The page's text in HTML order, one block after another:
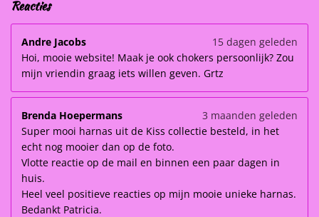
Reacties
Andre Jacobs
15 dagen geleden
Hoi, mooie website! Maak je ook chokers persoonlijk? Zou
mijn vriendin graag iets willen geven. Grtz
Brenda Hoepermans
3 maanden geleden
Super mooi harnas uit de Kiss collectie besteld, in het
echt nog mooier dan op de foto.
Vlotte reactie op de mail en binnen een paar dagen in
huis.
Heel veel positieve reacties op mijn mooie unieke harnas.
Bedankt Patricia.